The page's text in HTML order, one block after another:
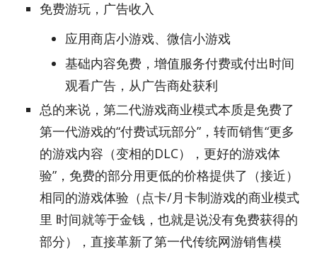
免费游玩，广告收入
应用商店小游戏、微信小游戏
基础内容免费，增值服务付费或付出时间
观看广告，从广告商处获利
总的来说，第二代游戏商业模式本质是免费了
第一代游戏的“付费试玩部分”，转而销售“更多
的游戏内容（变相的DLC），更好的游戏体
验”，免费的部分用更低的价格提供了（接近）
相同的游戏体验（点卡/月卡制游戏的商业模式
里 时间就等于金钱，也就是说没有免费获得的
部分），直接革新了第一代传统网游销售模